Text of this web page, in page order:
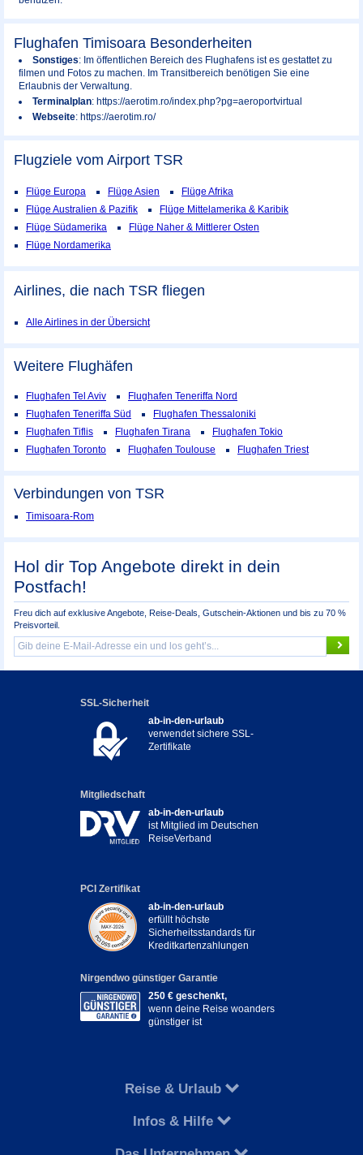
Flughafen Timisoara Besonderheiten
Sonstiges: Im öffentlichen Bereich des Flughafens ist es gestattet zu
filmen und Fotos zu machen. Im Transitbereich benötigen Sie eine
Erlaubnis der Verwaltung.
Terminalplan: https://aerotim.ro/index.php?pg=aeroportvirtual
Webseite: https://aerotim.ro/
Flugziele vom Airport TSR
Flüge Europa Flüge Asien
Flüge Afrika
Flüge Australien & Pazifik
Flüge Mittelamerika & Karibik
Flüge Südamerika
Flüge Naher & Mittlerer Osten
Flüge Nordamerika
Airlines, die nach TSR fliegen
Alle Airlines in der Übersicht
Weitere Flughäfen
Flughafen Tel Aviv
Flughafen Teneriffa Nord
Flughafen Teneriffa Süd
Flughafen Thessaloniki
Flughafen Tiflis
Flughafen Tirana
Flughafen Tokio
Flughafen Toronto
Flughafen Toulouse Flughafen Triest
Verbindungen von TSR
Timisoara-Rom
Hol dir Top Angebote direkt in dein
Postfach!
Freu dich auf exklusive Angebote, Reise-Deals, Gutschein-Aktionen und bis zu 70 %
Preisvorteil.
SSL-Sicherheit
ab-in-den-urlaub
verwendet sichere SSL-
Zertifikate
Mitgliedschaft
ab-in-den-urlaub
ist Mitglied im Deutschen
ReiseVerband
PCI Zertifikat
ab-in-den-urlaub
erfüllt höchste
Sicherheitsstandards für
Kreditkartenzahlungen
Nirgendwo günstiger Garantie
250 € geschenkt,
wenn deine Reise woanders
günstiger ist
Reise & Urlaub
Infos & Hilfe